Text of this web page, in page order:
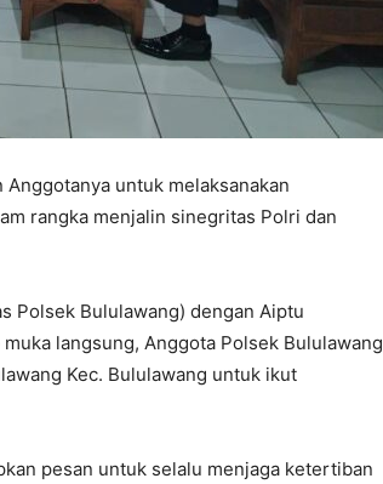
untuk melaksanakan
rangka menjalin sinegritas Polri dan
Polsek Bululawang) dengan Aiptu
langsung, Anggota Polsek Bululawang
Kec. Bululawang untuk ikut
pesan untuk selalu menjaga ketertiban